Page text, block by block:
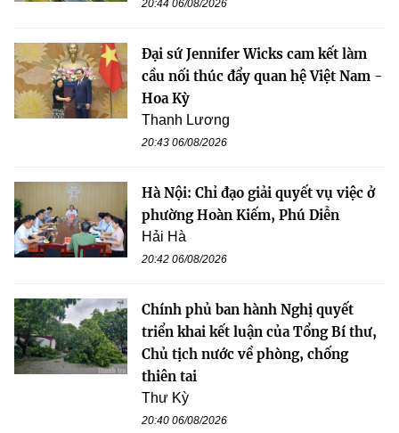
20:44 06/08/2026
Đại sứ Jennifer Wicks cam kết làm
cầu nối thúc đẩy quan hệ Việt Nam -
Hoa Kỳ
Thanh Lương
20:43 06/08/2026
Hà Nội: Chỉ đạo giải quyết vụ việc ở
phường Hoàn Kiếm, Phú Diễn
Hải Hà
20:42 06/08/2026
Chính phủ ban hành Nghị quyết
triển khai kết luận của Tổng Bí thư,
Chủ tịch nước về phòng, chống
thiên tai
Thư Kỳ
20:40 06/08/2026